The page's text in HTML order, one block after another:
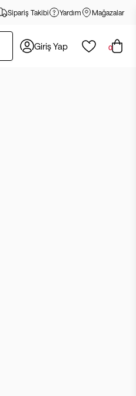
Sipariş Takibi Yardım Mağazalar
Giriş Yap 0